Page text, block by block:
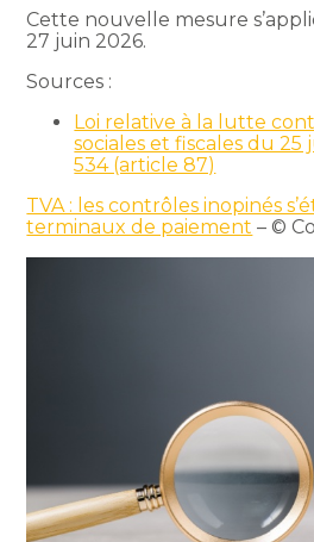
Cette nouvelle mesure
27 juin 2026.
Sources :
Loi relative à la lutte
sociales et fiscales du 25
534 (article 87)
TVA : les contrôles inopinés
terminaux de paiement – ©